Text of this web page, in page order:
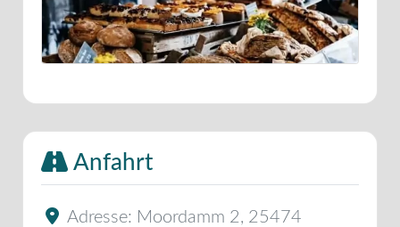
Anfahrt
Adresse: Moordamm 2, 25474